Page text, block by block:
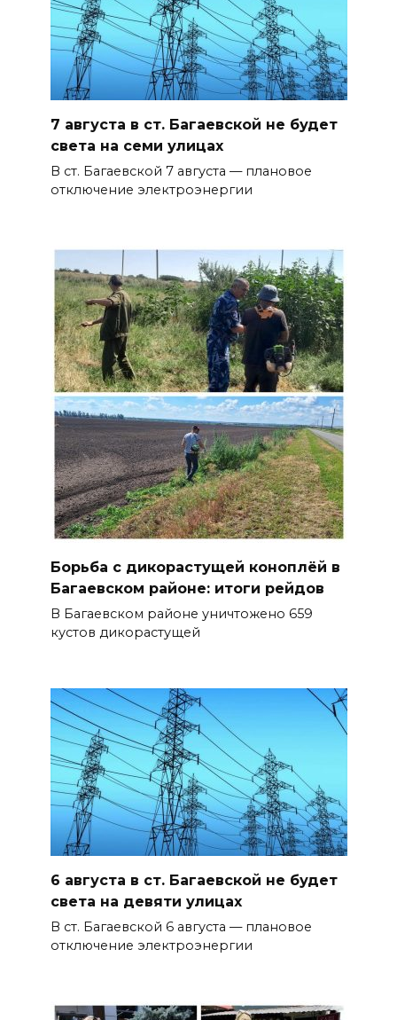
7 августа в ст. Багаевской не будет
света на семи улицах
В ст. Багаевской 7 августа — плановое
отключение электроэнергии
Борьба с дикорастущей коноплёй в
Багаевском районе: итоги рейдов
В Багаевском районе уничтожено 659
кустов дикорастущей
6 августа в ст. Багаевской не будет
света на девяти улицах
В ст. Багаевской 6 августа — плановое
отключение электроэнергии